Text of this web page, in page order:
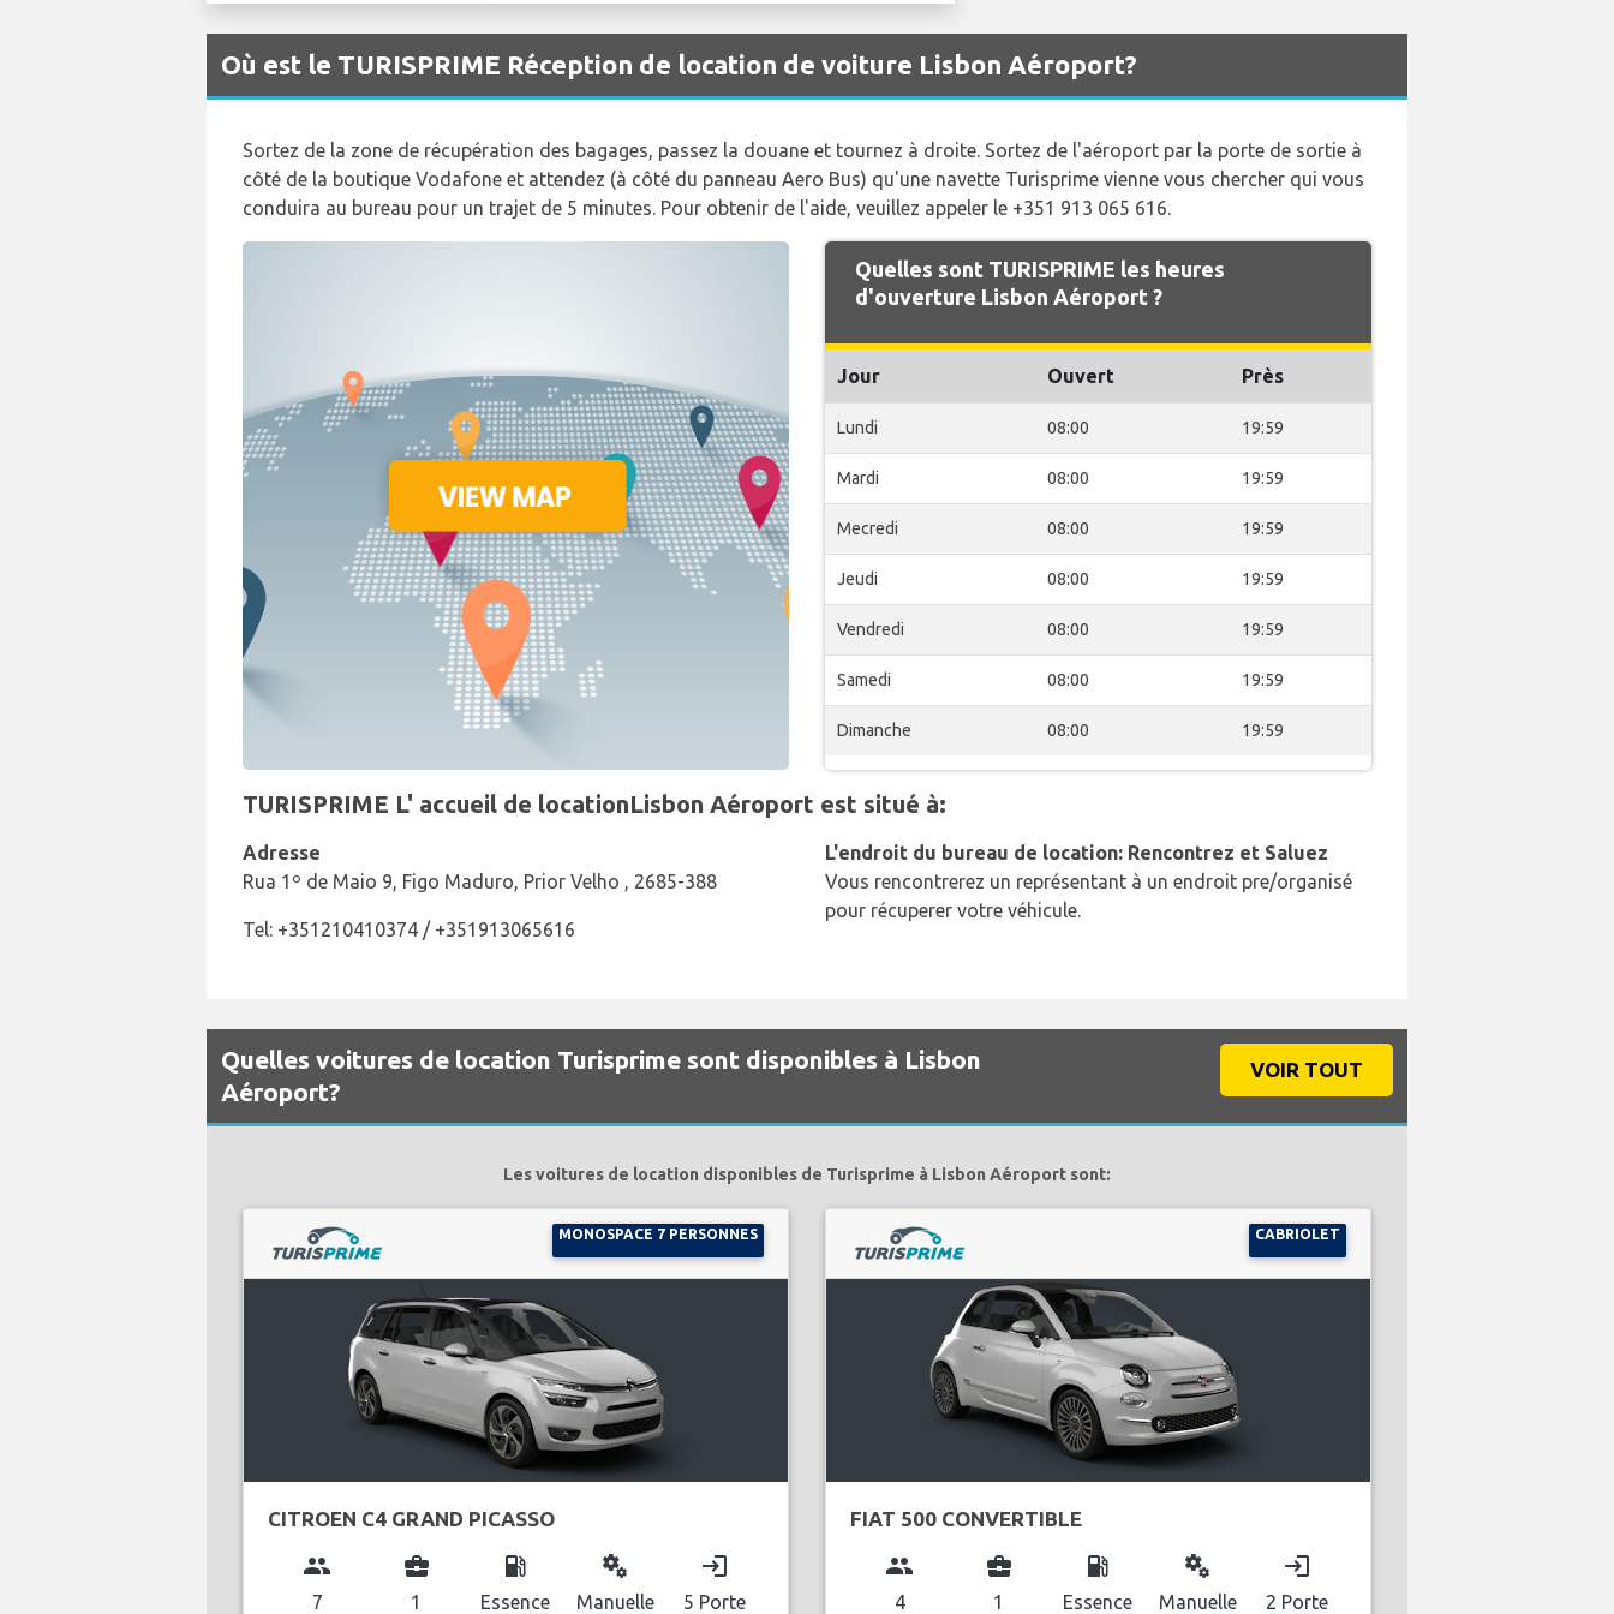
Où est le TURISPRIME Réception de location de voiture Lisbon Aéroport?
Sortez de la zone de récupération des bagages, passez la douane et tournez à droite. Sortez de l'aéroport par la porte de sortie à
côté de la boutique Vodafone et attendez (à côté du panneau Aero Bus) qu'une navette Turisprime vienne vous chercher qui vous
conduira au bureau pour un trajet de 5 minutes. Pour obtenir de l'aide, veuillez appeler le +351 913 065 616.
Quelles sont TURISPRIME les heures
d'ouverture Lisbon Aéroport ?
Jour Ouvert Près
Lundi 08:00 19:59
Mardi 08:00 19:59
Mecredi 08:00 19:59
Jeudi 08:00 19:59
Vendredi 08:00 19:59
Samedi 08:00 19:59
Dimanche 08:00 19:59
TURISPRIME L' accueil de locationLisbon Aéroport est situé à:
Adresse
Rua 1º de Maio 9, Figo Maduro, Prior Velho , 2685-388
Tel: +351210410374 / +351913065616
L'endroit du bureau de location: Rencontrez et Saluez
Vous rencontrerez un représentant à un endroit pre/organisé
pour récuperer votre véhicule.
Quelles voitures de location Turisprime sont disponibles à Lisbon
Aéroport?
VOIR TOUT
Les voitures de location disponibles de Turisprime à Lisbon Aéroport sont:
MONOSPACE 7 PERSONNES
CITROEN C4 GRAND PICASSO
group
7
business_center
1
local_gas_station
Essence
miscellaneous_services
Manuelle
login
5 Porte
CABRIOLET
FIAT 500 CONVERTIBLE
group
4
business_center
1
local_gas_station
Essence
miscellaneous_services
Manuelle
login
2 Porte